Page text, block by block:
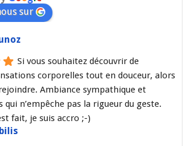
sur
Si vous souhaitez découvrir de
corporelles tout en douceur, alors
Ambiance sympathique et
qui n’empêche pas la rigueur du geste.
fait, je suis accro ;-)